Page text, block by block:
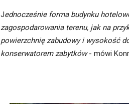
Jednocześnie forma budynku
zagospodarowania terenu, jak na
powierzchnię zabudowy i wysokość
konserwatorem zabytków- mówi